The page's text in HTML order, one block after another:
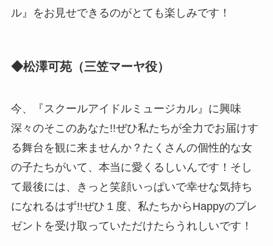
ル』をお見せできるのがとても楽しみです！
◆松澤可苑（三笠マーヤ役）
今、『スクールアイドルミュージカル』に興味
深々のそこのあなた!!ぜひ私たちが全力でお届けす
る舞台を観に来ませんか？たくさんの個性的な女
の子たちがいて、本当に愛くるしいんです！そし
て最後には、きっと笑顔いっぱいで幸せな気持ち
になれるはず!!ぜひ１度、私たちからHappyのプレ
ゼントを受け取っていただけたらうれしいです！